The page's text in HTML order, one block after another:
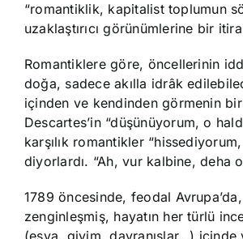
“romantiklik, kapitalist toplumun
uzaklaştırıcı görünümlerine bir
Romantiklere göre, öncellerinin
doğa, sadece akılla idrâk
içinden ve kendinden görmenin
Descartes’in “düşünüyorum, o
karşılık romantikler
diyorlardı. “Ah, vur kalbine, deha
1789 öncesinde, feodal
zenginleşmiş, hayatın her türlü
(eşya, giyim, davranışlar…) içinde